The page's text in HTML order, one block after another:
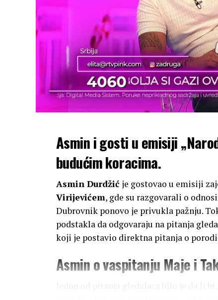
Asmin i gosti u emisiji
budućim koracima.
Asmin Durdžić je gostovao u emisiji
Virijevićem, gde su razgovarali o
Dubrovnik ponovo je privukla pažnju.
podstakla da odgovaraju na pitanja
koji je postavio direktna pitanja o
Asmin o vaspitanju Maje i